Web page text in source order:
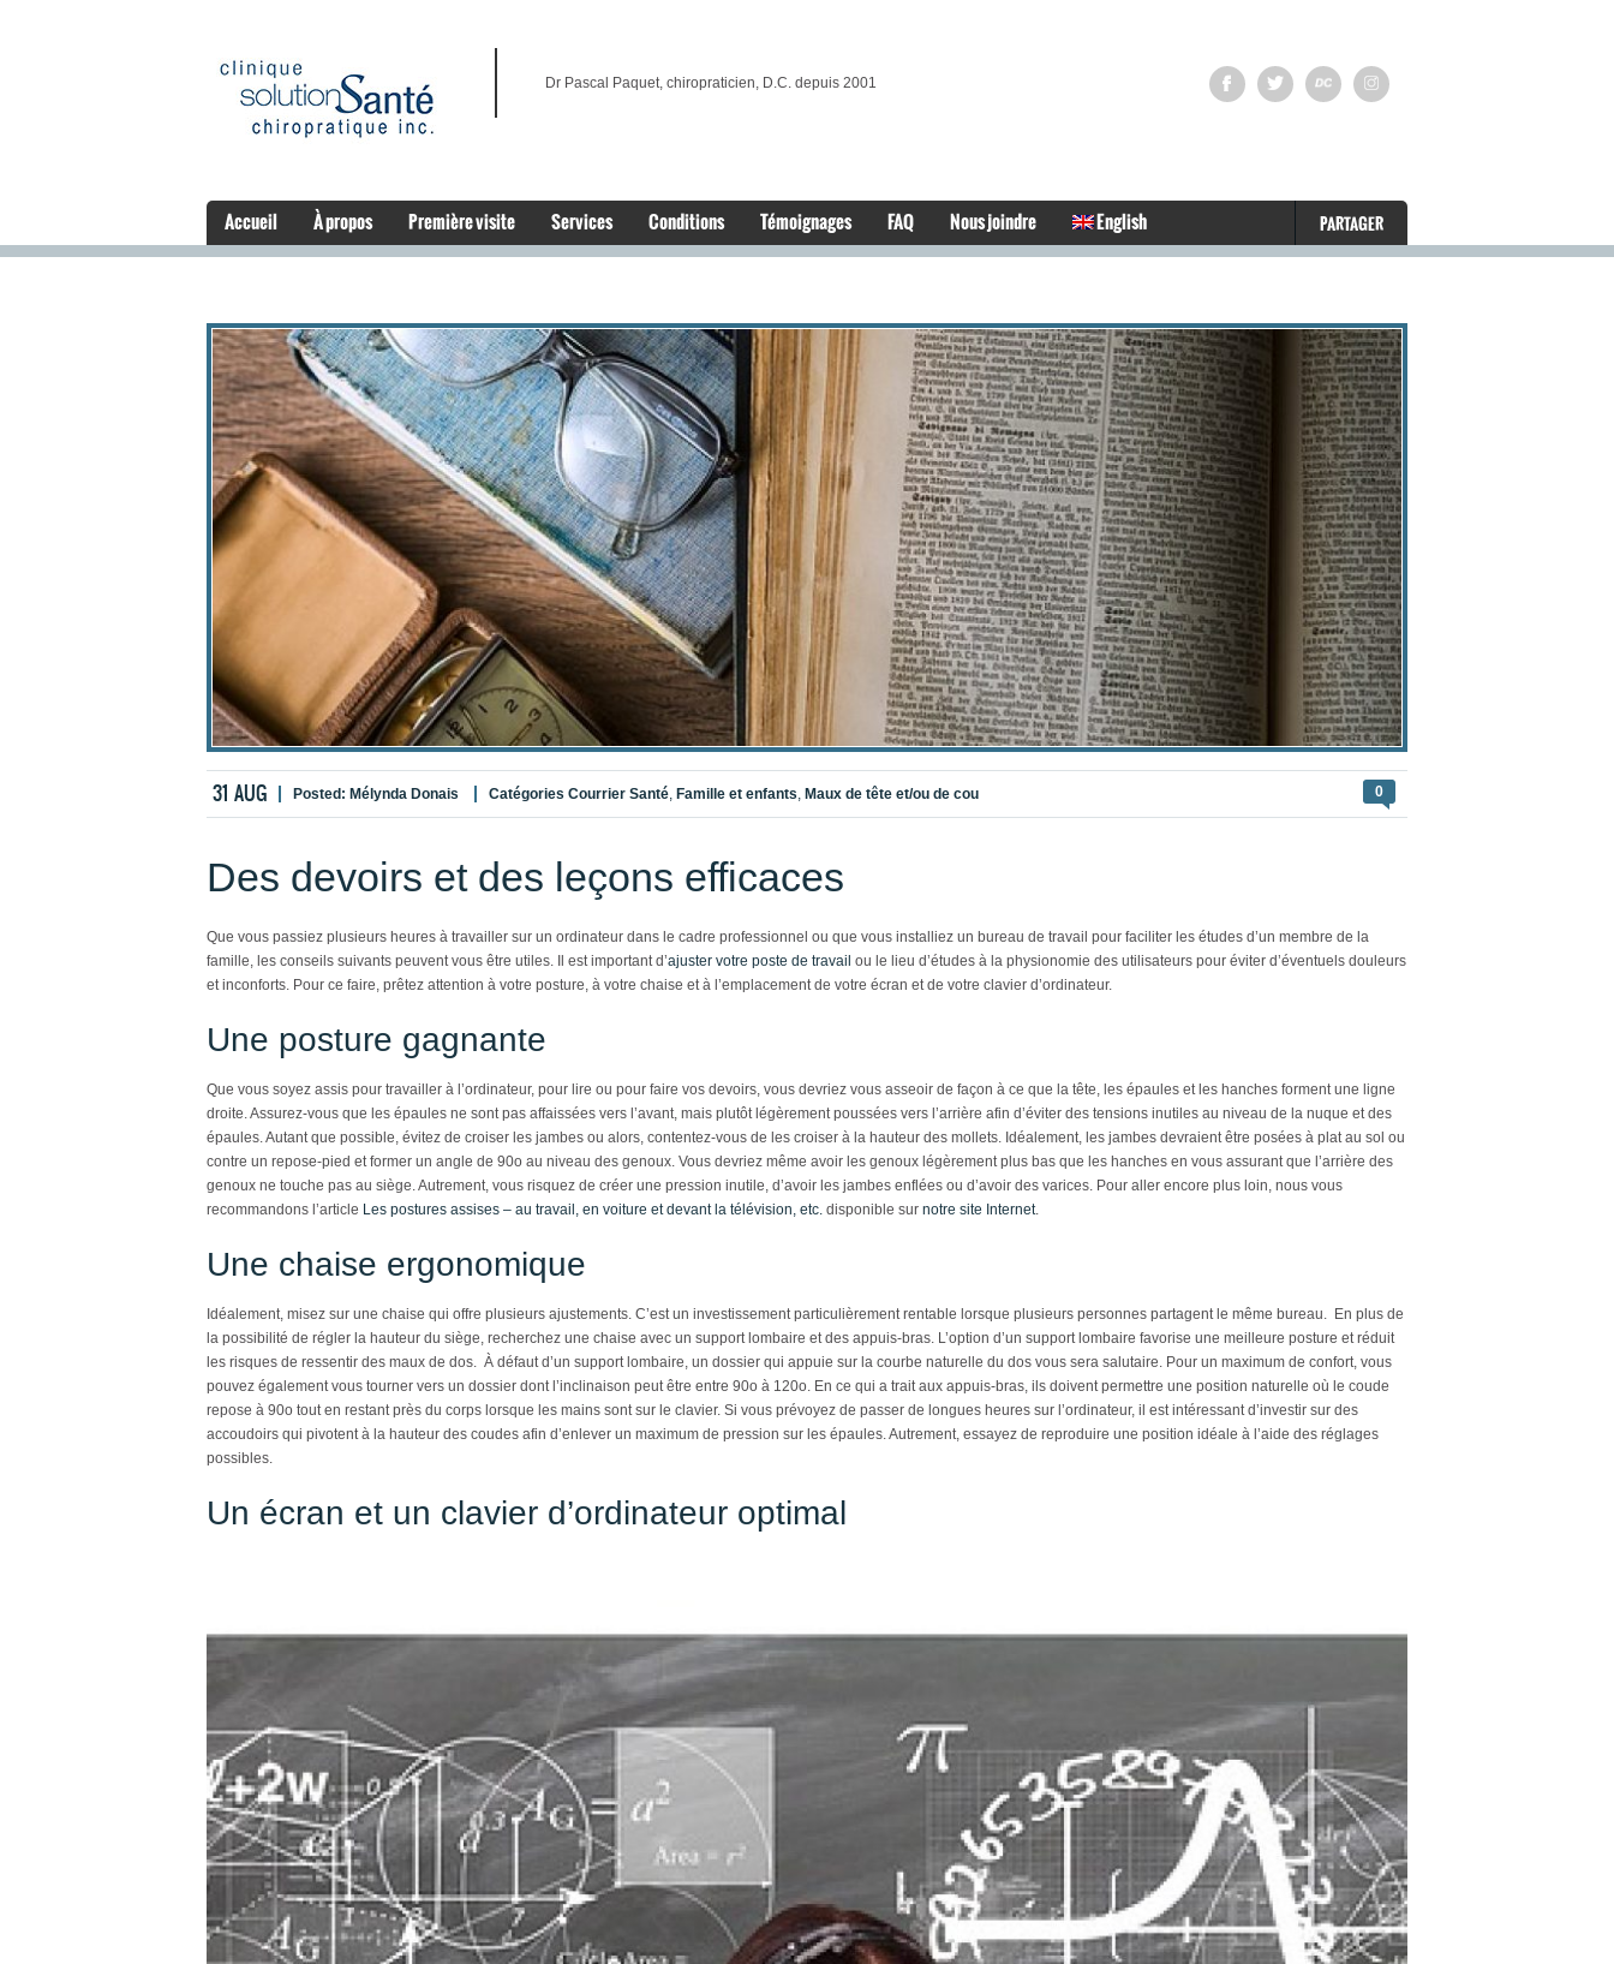
Dr Pascal Paquet, chiropraticien, D.C. depuis 2001
Accueil À propos Première visite Services Conditions Témoignages FAQ Nous joindre English PARTAGER
31 AUG Posted: Mélynda Donais Catégories Courrier Santé Famille et enfants Maux de tête et/ou de cou 0
Des devoirs et des leçons efficaces
Que vous passiez plusieurs heures à travailler sur un ordinateur dans le cadre professionnel ou que vous installiez un bureau de travail pour faciliter les études d’un membre de la
famille, les conseils suivants peuvent vous être utiles. Il est important d’ajuster votre poste de travail ou le lieu d’études à la physionomie des utilisateurs pour éviter d’éventuels douleurs
et inconforts. Pour ce faire, prêtez attention à votre posture, à votre chaise et à l’emplacement de votre écran et de votre clavier d’ordinateur.
Une posture gagnante
Que vous soyez assis pour travailler à l’ordinateur, pour lire ou pour faire vos devoirs, vous devriez vous asseoir de façon à ce que la tête, les épaules et les hanches forment une ligne
droite. Assurez-vous que les épaules ne sont pas affaissées vers l’avant, mais plutôt légèrement poussées vers l’arrière afin d’éviter des tensions inutiles au niveau de la nuque et des
épaules. Autant que possible, évitez de croiser les jambes ou alors, contentez-vous de les croiser à la hauteur des mollets. Idéalement, les jambes devraient être posées à plat au sol ou
contre un repose-pied et former un angle de 90o au niveau des genoux. Vous devriez même avoir les genoux légèrement plus bas que les hanches en vous assurant que l’arrière des
genoux ne touche pas au siège. Autrement, vous risquez de créer une pression inutile, d’avoir les jambes enflées ou d’avoir des varices. Pour aller encore plus loin, nous vous
recommandons l’article Les postures assises – au travail, en voiture et devant la télévision, etc. disponible sur notre site Internet.
Une chaise ergonomique
Idéalement, misez sur une chaise qui offre plusieurs ajustements. C’est un investissement particulièrement rentable lorsque plusieurs personnes partagent le même bureau. En plus de
la possibilité de régler la hauteur du siège, recherchez une chaise avec un support lombaire et des appuis-bras. L’option d’un support lombaire favorise une meilleure posture et réduit
les risques de ressentir des maux de dos. À défaut d’un support lombaire, un dossier qui appuie sur la courbe naturelle du dos vous sera salutaire. Pour un maximum de confort, vous
pouvez également vous tourner vers un dossier dont l’inclinaison peut être entre 90o à 120o . En ce qui a trait aux appuis-bras, ils doivent permettre une position naturelle où le coude
repose à 90o tout en restant près du corps lorsque les mains sont sur le clavier. Si vous prévoyez de passer de longues heures sur l’ordinateur, il est intéressant d’investir sur des
accoudoirs qui pivotent à la hauteur des coudes afin d’enlever un maximum de pression sur les épaules. Autrement, essayez de reproduire une position idéale à l’aide des réglages
possibles.
Un écran et un clavier d’ordinateur optimal